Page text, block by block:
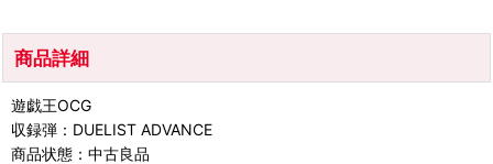
商品詳細
遊戯王OCG
収録弾：DUELIST ADVANCE
商品状態：中古良品